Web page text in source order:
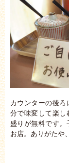
カウンターの後ろ
分で味変して楽し
盛りが無料です。
お店。ありがたや